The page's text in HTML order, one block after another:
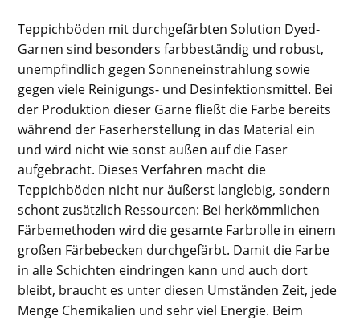
Teppichböden mit durchgefärbtenSolution Dyed-
Garnen sind besonders farbbeständig und robust,
unempfindlich gegen Sonneneinstrahlung sowie
gegen viele Reinigungs- und Desinfektionsmittel. Bei
der Produktion dieser Garne fließt die Farbe bereits
während der Faserherstellung in das Material ein
und wird nicht wie sonst außen auf die Faser
aufgebracht. Dieses Verfahren macht die
Teppichböden nicht nur äußerst langlebig, sondern
schont zusätzlich Ressourcen: Bei herkömmlichen
Färbemethoden wird die gesamte Farbrolle in einem
großen Färbebecken durchgefärbt. Damit die Farbe
in alle Schichten eindringen kann und auch dort
bleibt, braucht es unter diesen Umständen Zeit, jede
Menge Chemikalien und sehr viel Energie. Beim